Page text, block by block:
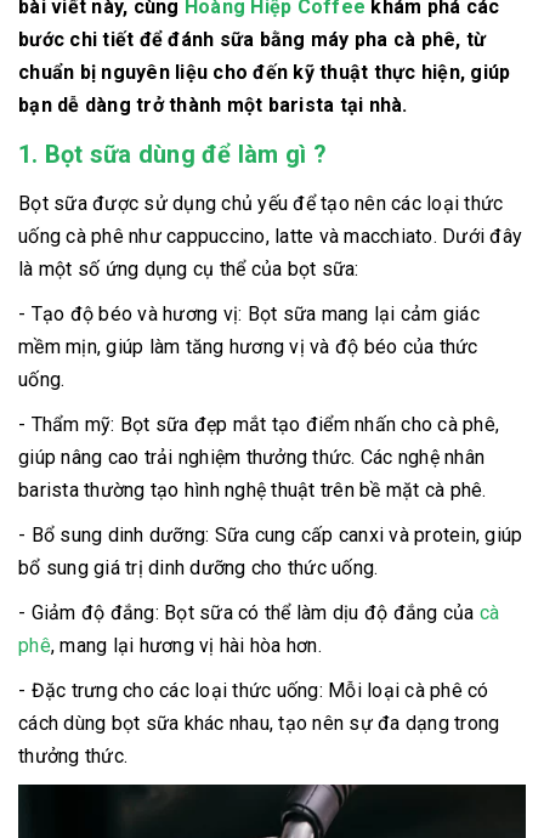
bài viết này, cùng Hoàng Hiệp Coffee khám phá các
bước chi tiết để đánh sữa bằng máy pha cà phê, từ
chuẩn bị nguyên liệu cho đến kỹ thuật thực hiện, giúp
bạn dễ dàng trở thành một barista tại nhà.
1. Bọt sữa dùng để làm gì ?
Bọt sữa được sử dụng chủ yếu để tạo nên các loại thức
uống cà phê như cappuccino, latte và macchiato. Dưới đây
là một số ứng dụng cụ thể của bọt sữa:
- Tạo độ béo và hương vị: Bọt sữa mang lại cảm giác
mềm mịn, giúp làm tăng hương vị và độ béo của thức
uống.
- Thẩm mỹ: Bọt sữa đẹp mắt tạo điểm nhấn cho cà phê,
giúp nâng cao trải nghiệm thưởng thức. Các nghệ nhân
barista thường tạo hình nghệ thuật trên bề mặt cà phê.
- Bổ sung dinh dưỡng: Sữa cung cấp canxi và protein, giúp
bổ sung giá trị dinh dưỡng cho thức uống.
- Giảm độ đắng: Bọt sữa có thể làm dịu độ đắng của cà
phê, mang lại hương vị hài hòa hơn.
- Đặc trưng cho các loại thức uống: Mỗi loại cà phê có
cách dùng bọt sữa khác nhau, tạo nên sự đa dạng trong
thưởng thức.